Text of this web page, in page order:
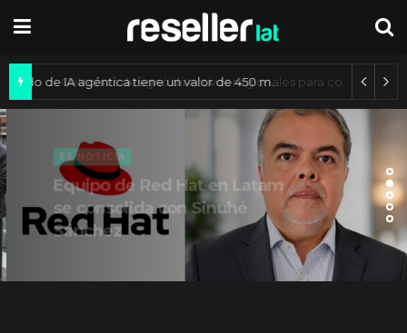
Mercado de IA agéntica tiene un valor de 450 mil millones de dólares
ES NOTICIA
Equipo de Red Hat en Latam
se consolida con Sinuhé
Sánchez